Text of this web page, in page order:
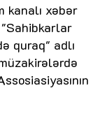
kanalı xəbər
quraq" adlı